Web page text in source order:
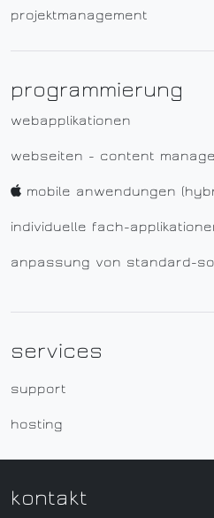
projektmanagement
programmierung
webapplikationen
webseiten - content
mobile anwendungen
individuelle fach-
anpassung von standard-
services
support
hosting
kontakt